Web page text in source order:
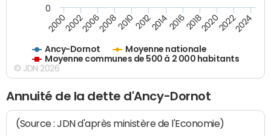
Ancy-Dornot
Moyenne nationale
Moyenne communes de 500 à 2 000 habitants
200020022006200820102012201420162018202020222024
0
© JDN 2026
Annuité de la dette d'Ancy-Dornot
(Source : JDN d'après ministère de l'Economie)